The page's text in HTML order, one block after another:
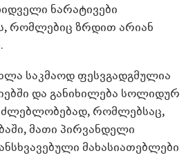
ნარატივები
რომლებიც ზრდით არიან
საკმაოდ ფესვგადგმულია
და განიხილება სოლიდურ
რომლებსაც,
მათი პირვანდელი
მახასიათებლები